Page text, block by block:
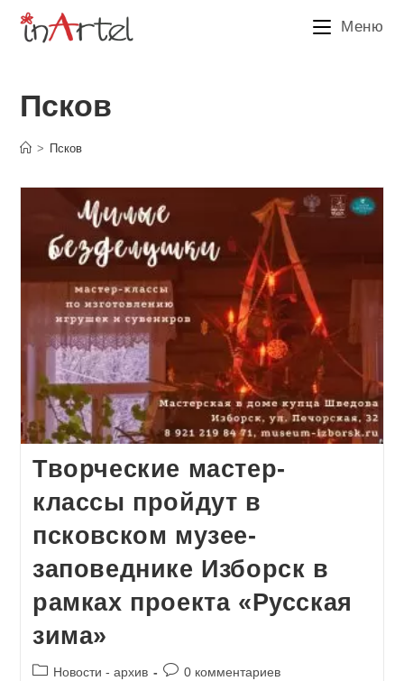
Перейти
Меню
Псков
> Псков
Творческие мастер-
классы пройдут в
псковском музее-
заповеднике Изборск в
рамках проекта «Русская
зима»
Рубрика
Новости - архив
Комментарии
0 комментариев